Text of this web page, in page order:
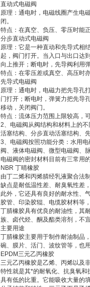
直动式电磁阀
原理：通电时，电磁线圈产生电
闭。
特点：在真空、负压、零压时能
分步直动式电磁阀
原理：它是一种直动和先导式相
起，阀门打开。当入口与出口达
向上推开；断电时，先导阀利用
特点：在零压差或真空、高压时
先导式电磁阀
原理：通电时，电磁力把先导孔
门打开；断电时，弹簧力把先导
移动，关闭阀门。
特点：流体压力范围上限较高，
2、电磁阀从阀结构和材料上的
活塞结构、分步直动活塞结构、
3、电磁阀按照功能分类：水用
阀、液体电磁阀、微型电磁阀、
电磁阀的密封材料目前有三常用
NBR 丁晴橡胶
由丁二烯和丙烯腈经乳液聚合法
缺点是耐低温性差、耐臭氧性差
此外，它还具有良好的耐水性、
胶管、印染胶辊、电缆胶材料等
丁腈橡胶具有优良的耐油性，其
族、卤代烃、酮及酯类溶剂，不
主要用途
丁腈橡胶主要用于制作耐油制品
碗、膜片、活门、波纹管等，也
EPDM三元乙丙橡胶
三元乙丙橡胶是乙烯、丙烯以及
特性就是其*的耐氧化、抗臭氧
具有低的比重。它能吸收大量的